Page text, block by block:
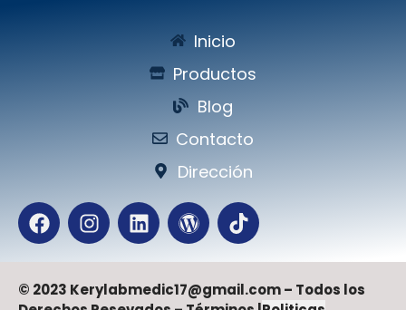
Inicio
Productos
Blog
Contacto
Dirección
© 2023 Kerylabmedic17@gmail.com – Todos los